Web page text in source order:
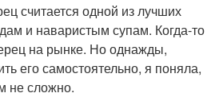
считается одной из лучших
и наваристым супам. Когда-то
на рынке. Но однажды,
его самостоятельно, я поняла,
не сложно.